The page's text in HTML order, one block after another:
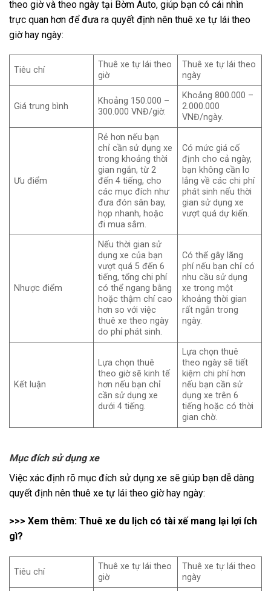
theo giờ và theo ngày tại Bờm Auto, giúp bạn có cái nhìn
trực quan hơn để đưa ra quyết định nên thuê xe tự lái theo
giờ hay ngày:
Tiêu chí
Thuê xe tự lái theo
giờ
Thuê xe tự lái theo
ngày
Giá trung bình
Khoảng 150.000 –
300.000 VNĐ/giờ.
Khoảng 800.000 –
2.000.000
VNĐ/ngày.
Ưu điểm
Rẻ hơn nếu bạn
chỉ cần sử dụng xe
trong khoảng thời
gian ngắn, từ 2
đến 4 tiếng, cho
các mục đích như
đưa đón sân bay,
họp nhanh, hoặc
đi mua sắm.
Có mức giá cố
định cho cả ngày,
bạn không cần lo
lắng về các chi phí
phát sinh nếu thời
gian sử dụng xe
vượt quá dự kiến.
Nhược điểm
Nếu thời gian sử
dụng xe của bạn
vượt quá 5 đến 6
tiếng, tổng chi phí
có thể ngang bằng
hoặc thậm chí cao
hơn so với việc
thuê xe theo ngày
do phí phát sinh.
Có thể gây lãng
phí nếu bạn chỉ có
nhu cầu sử dụng
xe trong một
khoảng thời gian
rất ngắn trong
ngày.
Kết luận
Lựa chọn thuê
theo giờ sẽ kinh tế
hơn nếu bạn chỉ
cần sử dụng xe
dưới 4 tiếng.
Lựa chọn thuê
theo ngày sẽ tiết
kiệm chi phí hơn
nếu bạn cần sử
dụng xe trên 6
tiếng hoặc có thời
gian chờ.
Mục đích sử dụng xe
Việc xác định rõ mục đích sử dụng xe sẽ giúp bạn dễ dàng
quyết định nên thuê xe tự lái theo giờ hay ngày:
>>> Xem thêm: Thuê xe du lịch có tài xế mang lại lợi ích
gì?
Tiêu chí
Thuê xe tự lái theo
giờ
Thuê xe tự lái theo
ngày